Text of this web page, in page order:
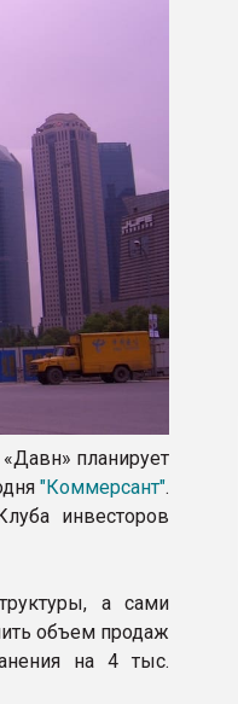
планирует
"Коммерсант".
инвесторов
а сами
объем продаж
на 4 тыс.